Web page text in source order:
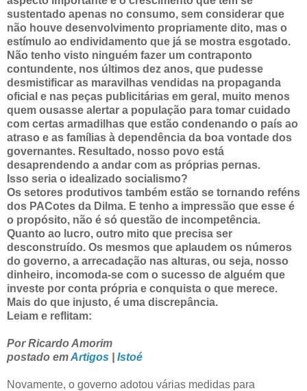
sustentado apenas no consumo, sem considerar que
não houve desenvolvimento propriamente dito, mas o
estímulo ao endividamento que já se mostra esgotado.
Não tenho visto ninguém fazer um contraponto
contundente, nos últimos dez anos, que pudesse
desmistificar as maravilhas vendidas na propaganda
oficial e nas peças publicitárias em geral, muito menos
quem ousasse alertar a população para tomar cuidado
com certas armadilhas que estão condenando o país ao
atraso e as famílias à dependência da boa vontade dos
governantes. Resultado, nosso povo está
desaprendendo a andar com as próprias pernas.
Isso seria o idealizado socialismo?
Os setores produtivos também estão se tornando reféns
dos PACotes da Dilma. E tenho a impressão que esse é
o propósito, não é só questão de incompetência.
Quanto ao lucro, outro mito que precisa ser
desconstruído. Os mesmos que aplaudem os números
do governo, a arrecadação nas alturas, ou seja, nosso
dinheiro, incomoda-se com o sucesso de alguém que
investe por conta própria e conquista o que merece.
Mais do que injusto, é uma discrepância.
Leiam e reflitam:
Por Ricardo Amorim
postado emArtigos Istoé
Novamente, o governo adotou várias medidas para